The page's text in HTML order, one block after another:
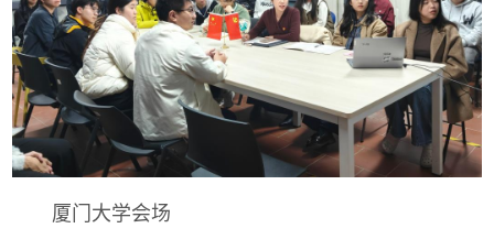
厦门大学会场